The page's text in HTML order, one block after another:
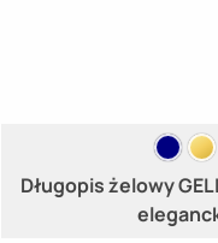
Długopis żelowy